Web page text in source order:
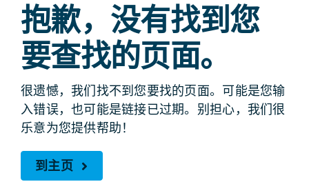
抱歉，没有找到您
要查找的页面。
很遗憾，我们找不到您要找的页面。可能是您输
入错误，也可能是链接已过期。别担心，我们很
乐意为您提供帮助！
到主页